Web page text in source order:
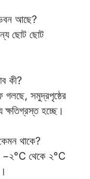
ভবন আছে?
জন্য ছোট ছোট
কী?
গলছে, সমুদ্রপৃষ্ঠের
ক্ষতিগ্রস্ত হচ্ছে।
থাকে?
−২°C থেকে ২°C